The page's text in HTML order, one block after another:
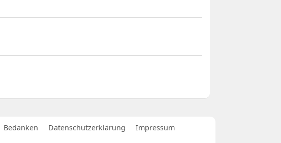
Bedanken Datenschutzerklärung
Impressum